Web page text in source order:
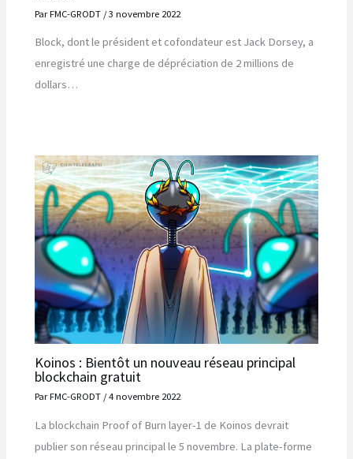
ParFMC-GRODT /3 novembre 2022
Block, dont le président et cofondateur est Jack Dorsey, a
enregistré une charge de dépréciation de 2 millions de
dollars…
Koinos : Bientôt un nouveau réseau principal
blockchain gratuit
ParFMC-GRODT /4 novembre 2022
La blockchain Proof of Burn layer-1 de Koinos devrait
publier son réseau principal le 5 novembre. La plate-forme